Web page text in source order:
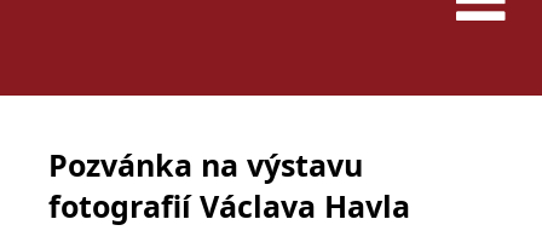
Pozvánka na výstavu
fotografií Václava Havla